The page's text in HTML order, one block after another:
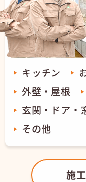
キッチン
外壁・屋根
玄関・ドア・
その他
施